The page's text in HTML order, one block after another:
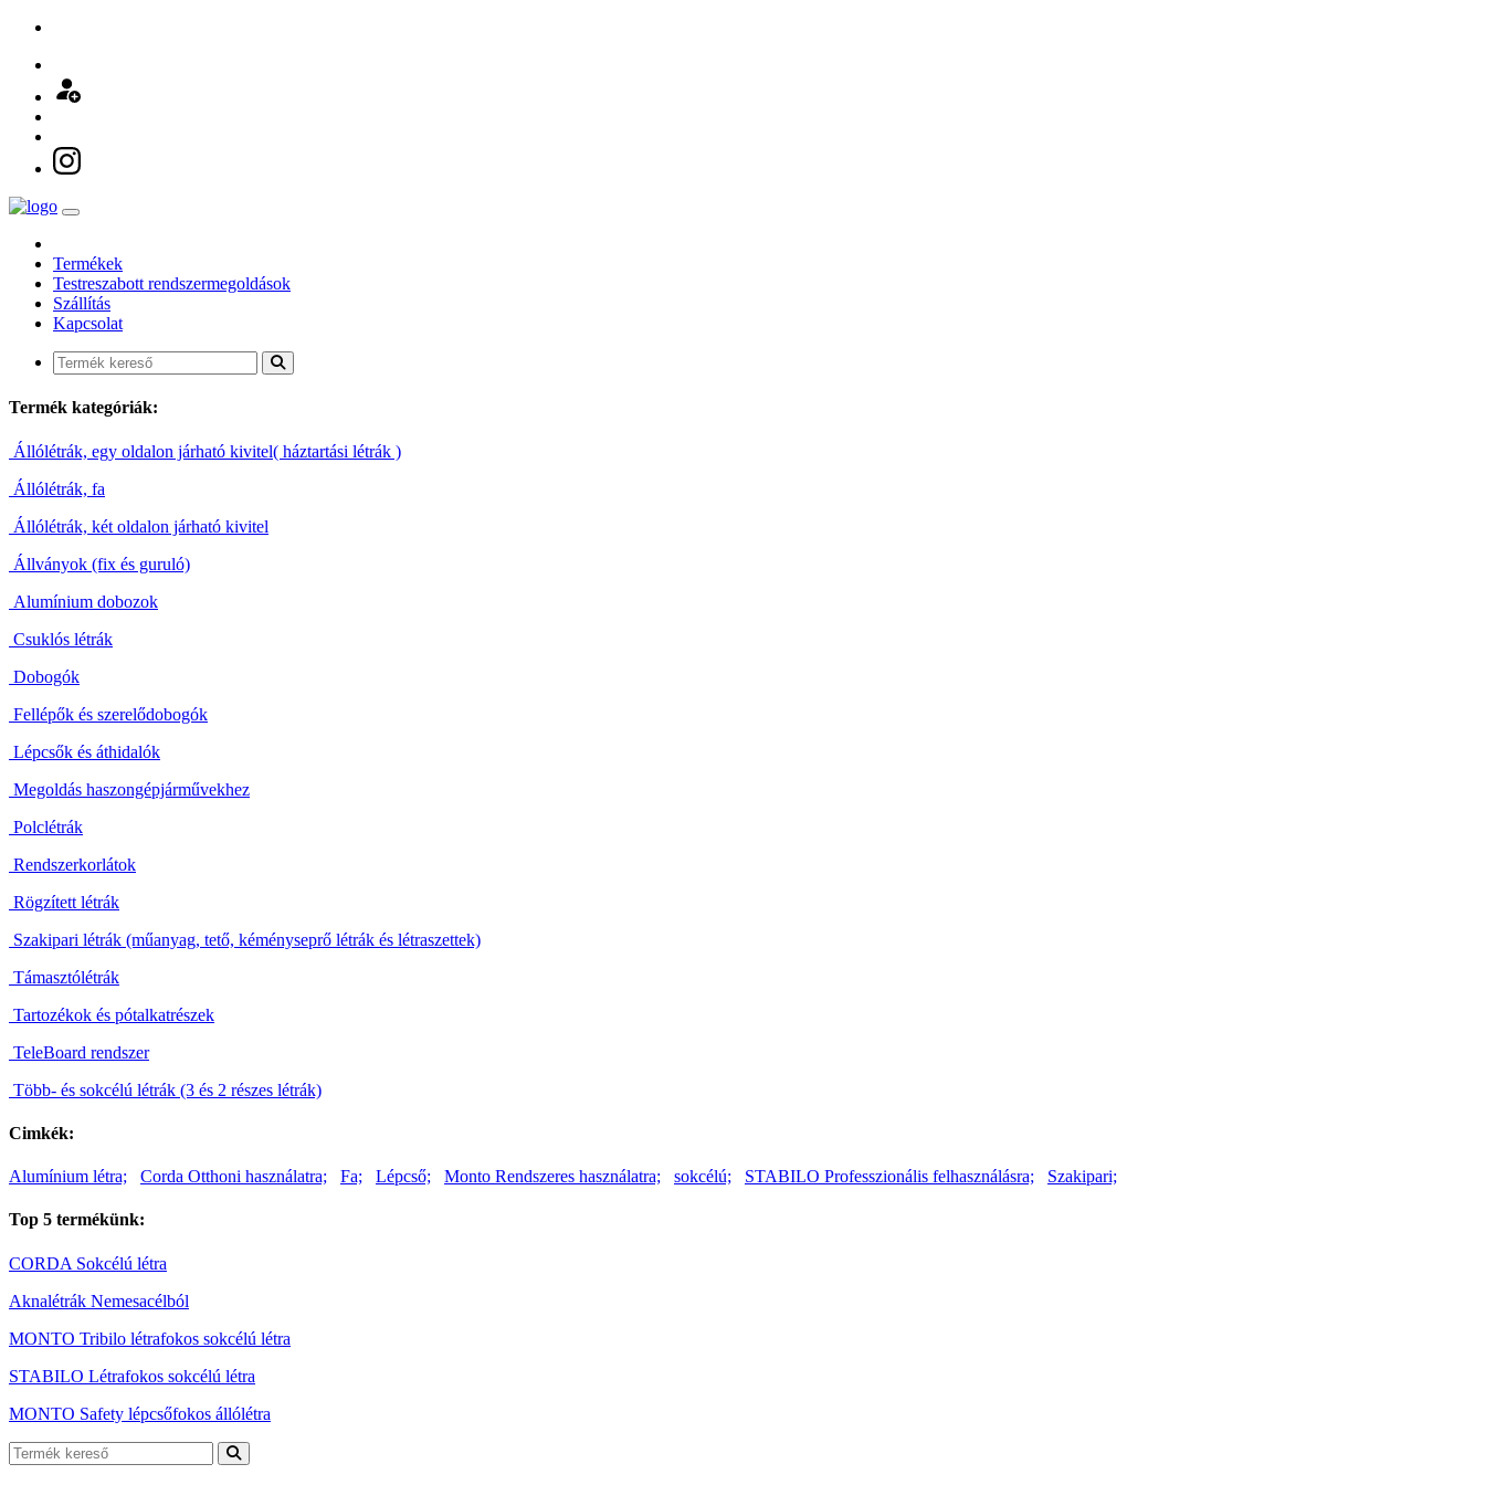
Termékek
Testreszabott rendszermegoldások
Szállítás
Kapcsolat
Termék kategóriák:
Állólétrák, egy oldalon járható kivitel( háztartási létrák )
Állólétrák, fa
Állólétrák, két oldalon járható kivitel
Állványok (fix és guruló)
Alumínium dobozok
Csuklós létrák
Dobogók
Fellépők és szerelődobogók
Lépcsők és áthidalók
Megoldás haszongépjárművekhez
Polclétrák
Rendszerkorlátok
Rögzített létrák
Szakipari létrák (műanyag, tető, kéményseprő létrák és létraszettek)
Támasztólétrák
Tartozékok és pótalkatrészek
TeleBoard rendszer
Több- és sokcélú létrák (3 és 2 részes létrák)
Cimkék:
Alumínium létra; Corda Otthoni használatra; Fa; Lépcső; Monto Rendszeres használatra; sokcélú; STABILO Professzionális felhasználásra; Szakipari;
Top 5 termékünk:
CORDA Sokcélú létra
Aknalétrák Nemesacélból
MONTO Tribilo létrafokos sokcélú létra
STABILO Létrafokos sokcélú létra
MONTO Safety lépcsőfokos állólétra